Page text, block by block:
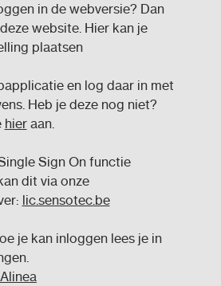
in de webversie? Dan
website. Hier kan je
plaatsen
en log daar in met
Heb je deze nog niet?
hieraan.
Sign On functie
dit via onze
lic.sensotec.be
je kan inloggen lees je in